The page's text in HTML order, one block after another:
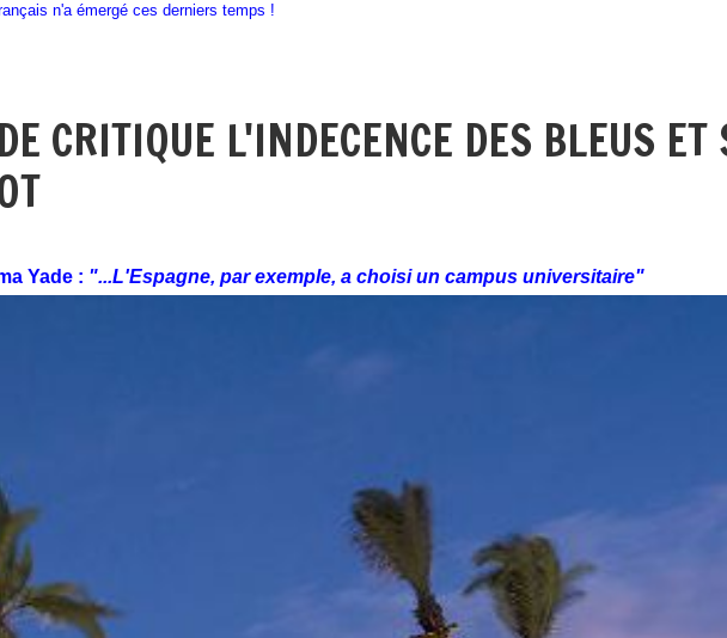
n'a émergé ces derniers temps !
CRITIQUE L'INDECENCE DES BLEUS ET
Yade : "...L'Espagne, par exemple, a choisi un campus universitaire"